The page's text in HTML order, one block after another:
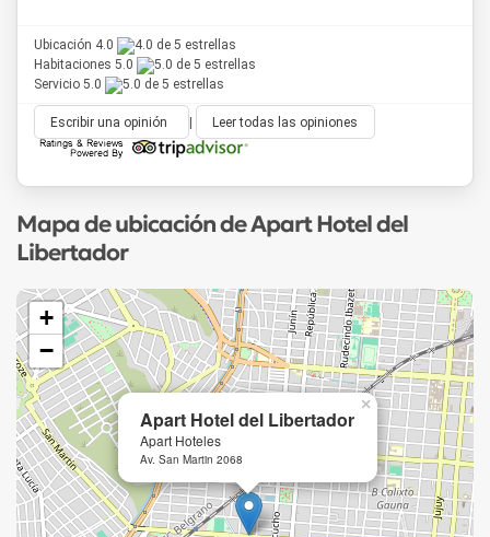
Ubicación 4.0
Habitaciones 5.0
Servicio 5.0
Escribir una opinión | Leer todas las opiniones
Mapa de ubicación de Apart Hotel del
Libertador
Apart Hotel del Libertador
Apart Hoteles
Av. San Martin 2068
×
+
−